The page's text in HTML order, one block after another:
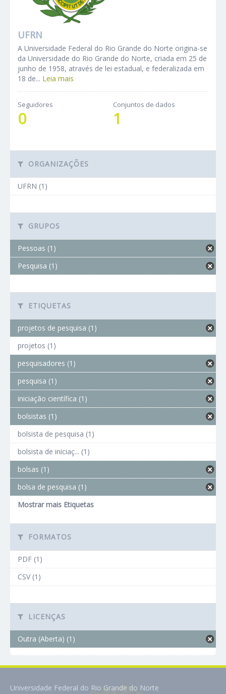
UFRN
A Universidade Federal do Rio Grande do Norte origina-se
da Universidade do Rio Grande do Norte, criada em 25 de
junho de 1958, através de lei estadual, e federalizada em
18 de... Leia mais
Seguidores
0
Conjuntos de dados
1
ORGANIZAÇÕES
UFRN (1)
GRUPOS
Pessoas (1)
Pesquisa (1)
ETIQUETAS
projetos de pesquisa (1)
projetos (1)
pesquisadores (1)
pesquisa (1)
iniciação científica (1)
bolsistas (1)
bolsista de pesquisa (1)
bolsista de iniciaç... (1)
bolsas (1)
bolsa de pesquisa (1)
Mostrar mais Etiquetas
FORMATOS
PDF (1)
CSV (1)
LICENÇAS
Outra (Aberta) (1)
Universidade Federal do Rio Grande do Norte